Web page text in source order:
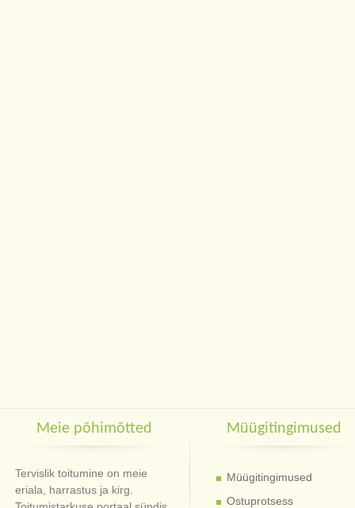
Meie põhimõtted
Tervislik toitumine on meie
eriala, harrastus ja kirg.
Müügitingimused
Müügitingimused
Ostuprotsess